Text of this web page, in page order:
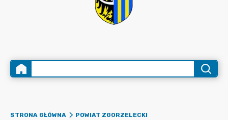
STRONA GŁÓWNA
POWIAT ZGORZELECKI